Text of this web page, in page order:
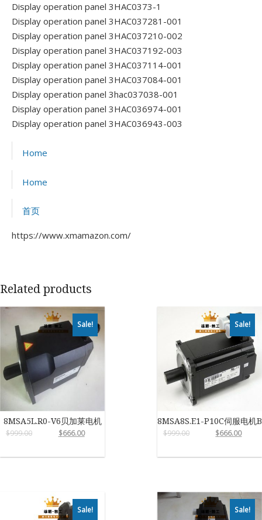
Display operation panel 3HAC0373-1
Display operation panel 3HAC037281-001
Display operation panel 3HAC037210-002
Display operation panel 3HAC037192-003
Display operation panel 3HAC037114-001
Display operation panel 3HAC037084-001
Display operation panel 3hac037038-001
Display operation panel 3HAC036974-001
Display operation panel 3HAC036943-003
Home
Home
首页
https://www.xmamazon.com/
Related products
Sale!
8MSA5L.R0-V6贝加莱电机
$999.00 $666.00
Sale!
8MSA8S.E1-P10C伺服电机
$999.00 $666.00
Sale! Sale!